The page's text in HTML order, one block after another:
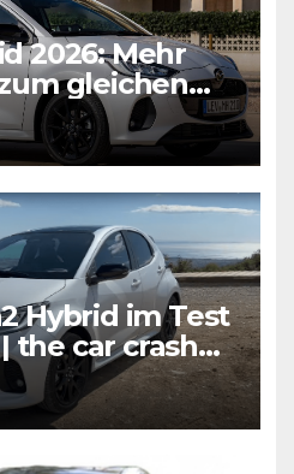
2026: Mehr
gleichen
Hybrid im Test
the car crash